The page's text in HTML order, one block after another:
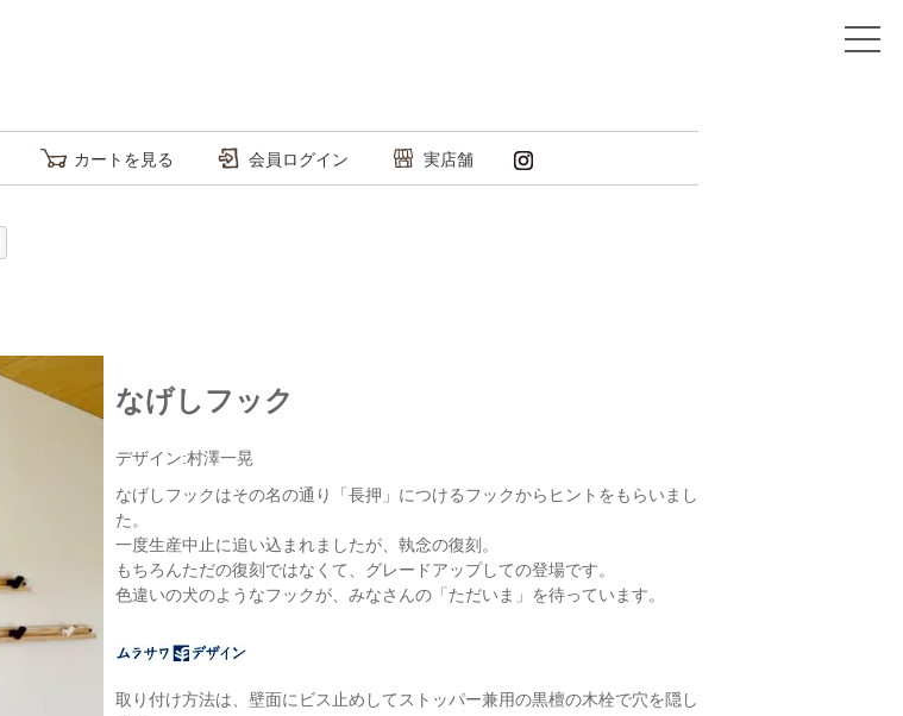
カートを見る 会員ログイン 実店舗
なげしフック
デザイン:村澤一晃
なげしフックはその名の通り「長押」につけるフックからヒントをもらいまし
た。
一度生産中止に追い込まれましたが、執念の復刻。
もちろんただの復刻ではなくて、グレードアップしての登場です。
色違いの犬のようなフックが、みなさんの「ただいま」を待っています。
取り付け方法は、壁面にビス止めしてストッパー兼用の黒檀の木栓で穴を隠し